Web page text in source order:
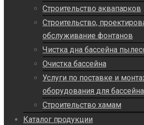
Строительство аквапарков
Строительство,
обслуживание фонтанов
Чистка дна бассейна
Очистка бассейна
Услуги по поставке и
оборудования для бассейна
Строительство хамам
Каталог продукции